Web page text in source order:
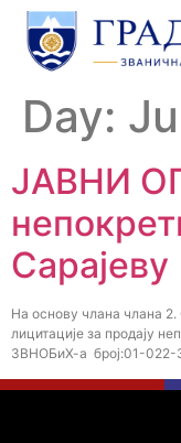
Day:
ЈАВНИ
Сарајеву
На основу члана члана
лицитације за продају
ЗВНОБиХ-а број:01-022-